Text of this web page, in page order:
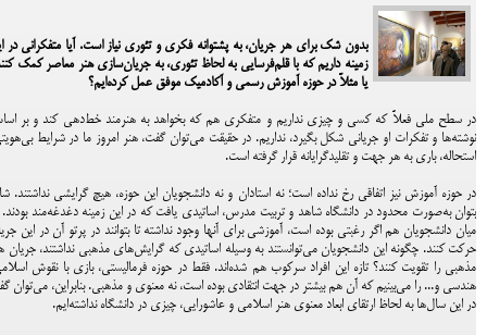
بدون شک برای هر جریان، به پشتوانه فکری و تئوری نیاز است. آیا متفکرانی در
زمینه داریم که با قلم‌فرسایی به لحاظ تئوری، به جریان‌سازی هنر معاصر کمک
یا مثلاً در حوزه آموزش رسمی و آکادمیک موفق عمل کرده‌ایم؟
در سطح ملی فعلاً که کسی و چیزی نداریم و متفکری هم که بخواهد به هنرمند خط‌دهی کند و بر
نوشته‌ها و تفکرات او جریانی شکل بگیرد، نداریم. در حقیقت می‌توان گفت، هنر امروز ما در شرایط
استحاله، باری به هر جهت و تقلیدگرایانه قرار گرفته است.
در حوزه آموزش نیز اتفاقی رخ نداده است؛ نه استادان و نه دانشجویان این حوزه، هیچ گرایشی نداشتند.
بتوان به‌صورت محدود در دانشگاه شاهد و تربیت مدرس، اساتیدی یافت که در این زمینه دغدغه‌مند بودند.
میان دانشجویان هم اگر رغبتی بوده است، آموزشی برای آنها وجود نداشته تا بتوانند در پرتو آن در این
حرکت کنند. چگونه این دانشجویان می‌توانستند به وسیله اساتیدی که گرایش‌های مذهبی نداشتند، جریان
مذهبی را تقویت کنند؟ تازه این افراد سرکوب هم شده‌اند. فقط در حوزه فرمالیستی، بازی با نقوش
هندسی و... را می‌بینیم که آن هم بیشتر در جهت انتقادی بوده است، نه معنوی و مذهبی. بنابراین، می‌توان
در این سال‌ها به لحاظ ارتقای ابعاد معنوی هنر اسلامی و عاشورایی، چیزی در دانشگاه نداشته‌ایم.